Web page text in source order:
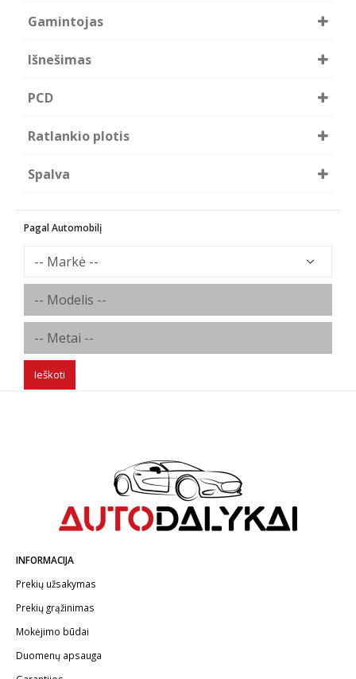
Gamintojas
Išnešimas
PCD
Ratlankio plotis
Spalva
Pagal Automobilį
Ieškoti
INFORMACIJA
Prekių užsakymas
Prekių grąžinimas
Mokėjimo būdai
Duomenų apsauga